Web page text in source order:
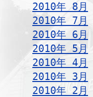
2010年 8月
2010年 7月
2010年 6月
2010年 5月
2010年 4月
2010年 3月
2010年 2月